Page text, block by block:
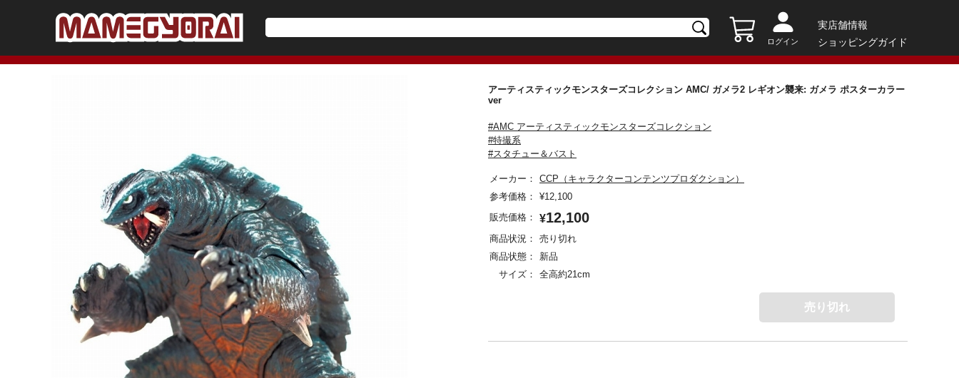
ログイン
実店舗情報
ショッピングガイド
アーティスティックモンスターズコレクション AMC/ ガメラ2 レギオン襲来: ガメラ ポスターカラー
ver
#AMC アーティスティックモンスターズコレクション
#特撮系
#スタチュー＆バスト
メーカー：
CCP（キャラクターコンテンツプロダクション）
参考価格：
¥12,100
販売価格：
¥12,100
商品状況：
売り切れ
商品状態：
新品
サイズ：
全高約21cm
売り切れ